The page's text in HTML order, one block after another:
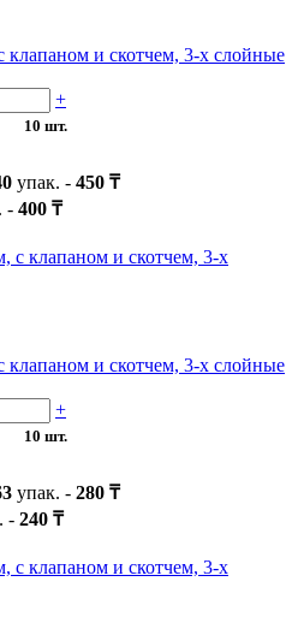
и скотчем, 3-х слойные
+
10 шт.
упак. - 450 ₸
- 400 ₸
и скотчем, 3-х слойные
+
10 шт.
упак. - 280 ₸
- 240 ₸